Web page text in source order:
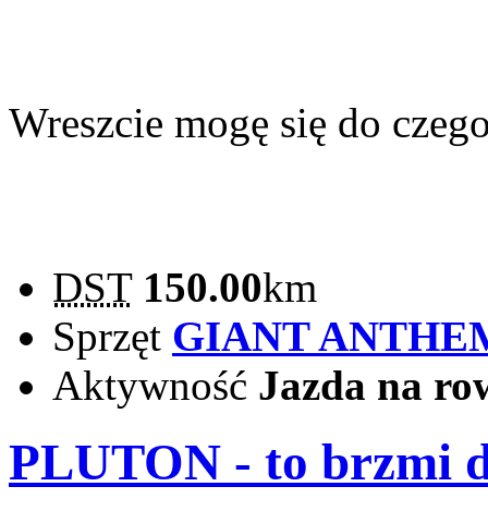
Wreszcie mogę się do
DST 150.00km
Sprzęt GIANT
Aktywność Jazda na
PLUTON - to brzmi